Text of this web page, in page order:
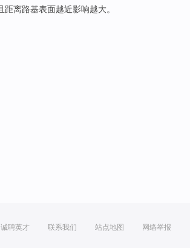
距离路基表面越近影响越大。
诚聘英才 联系我们 站点地图 网络举报